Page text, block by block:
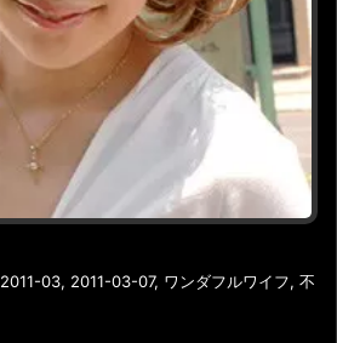
2011-03, 2011-03-07, ワンダフルワイフ, 不